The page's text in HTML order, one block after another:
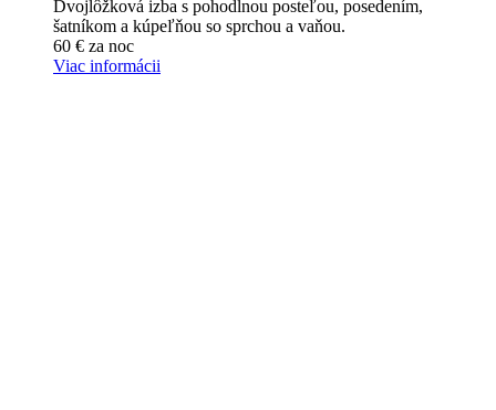
Dvojlôžková izba s pohodlnou posteľou, posedením,
šatníkom a kúpeľňou so sprchou a vaňou.
60 € za noc
Viac informácii